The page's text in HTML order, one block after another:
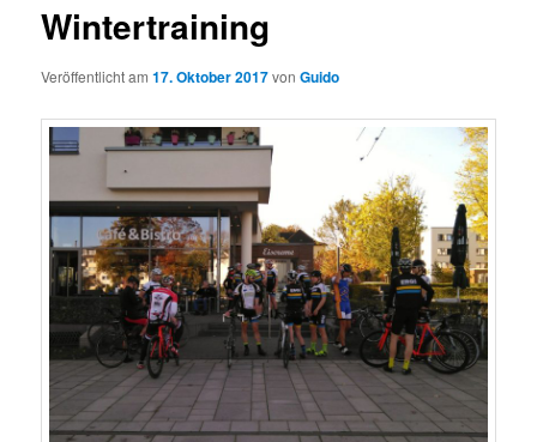
Wintertraining
Veröffentlicht am17. Oktober 2017vonGuido